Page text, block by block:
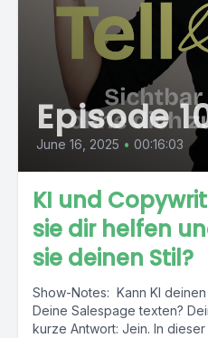
Episode
June 16, 2025 • 00:16:03
KI und
sie dir helfen
sie deinen Stil?
Show-Notes: Kann KI
Deine Salespage texten?
kurze Antwort: Jein. In